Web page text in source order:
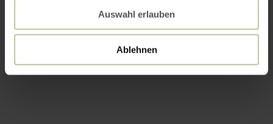
Auswahl erlauben
Ablehnen